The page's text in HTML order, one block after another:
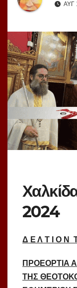
ΑΥΓ
2024
Δ Ε Λ Τ Ι Ο Ν
ΠΡΟΕΟΡΤΙΑ
ΤΗΣ